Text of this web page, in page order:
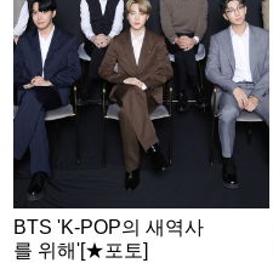
BTS 'K-POP의 새역사
를 위해'[★포토]